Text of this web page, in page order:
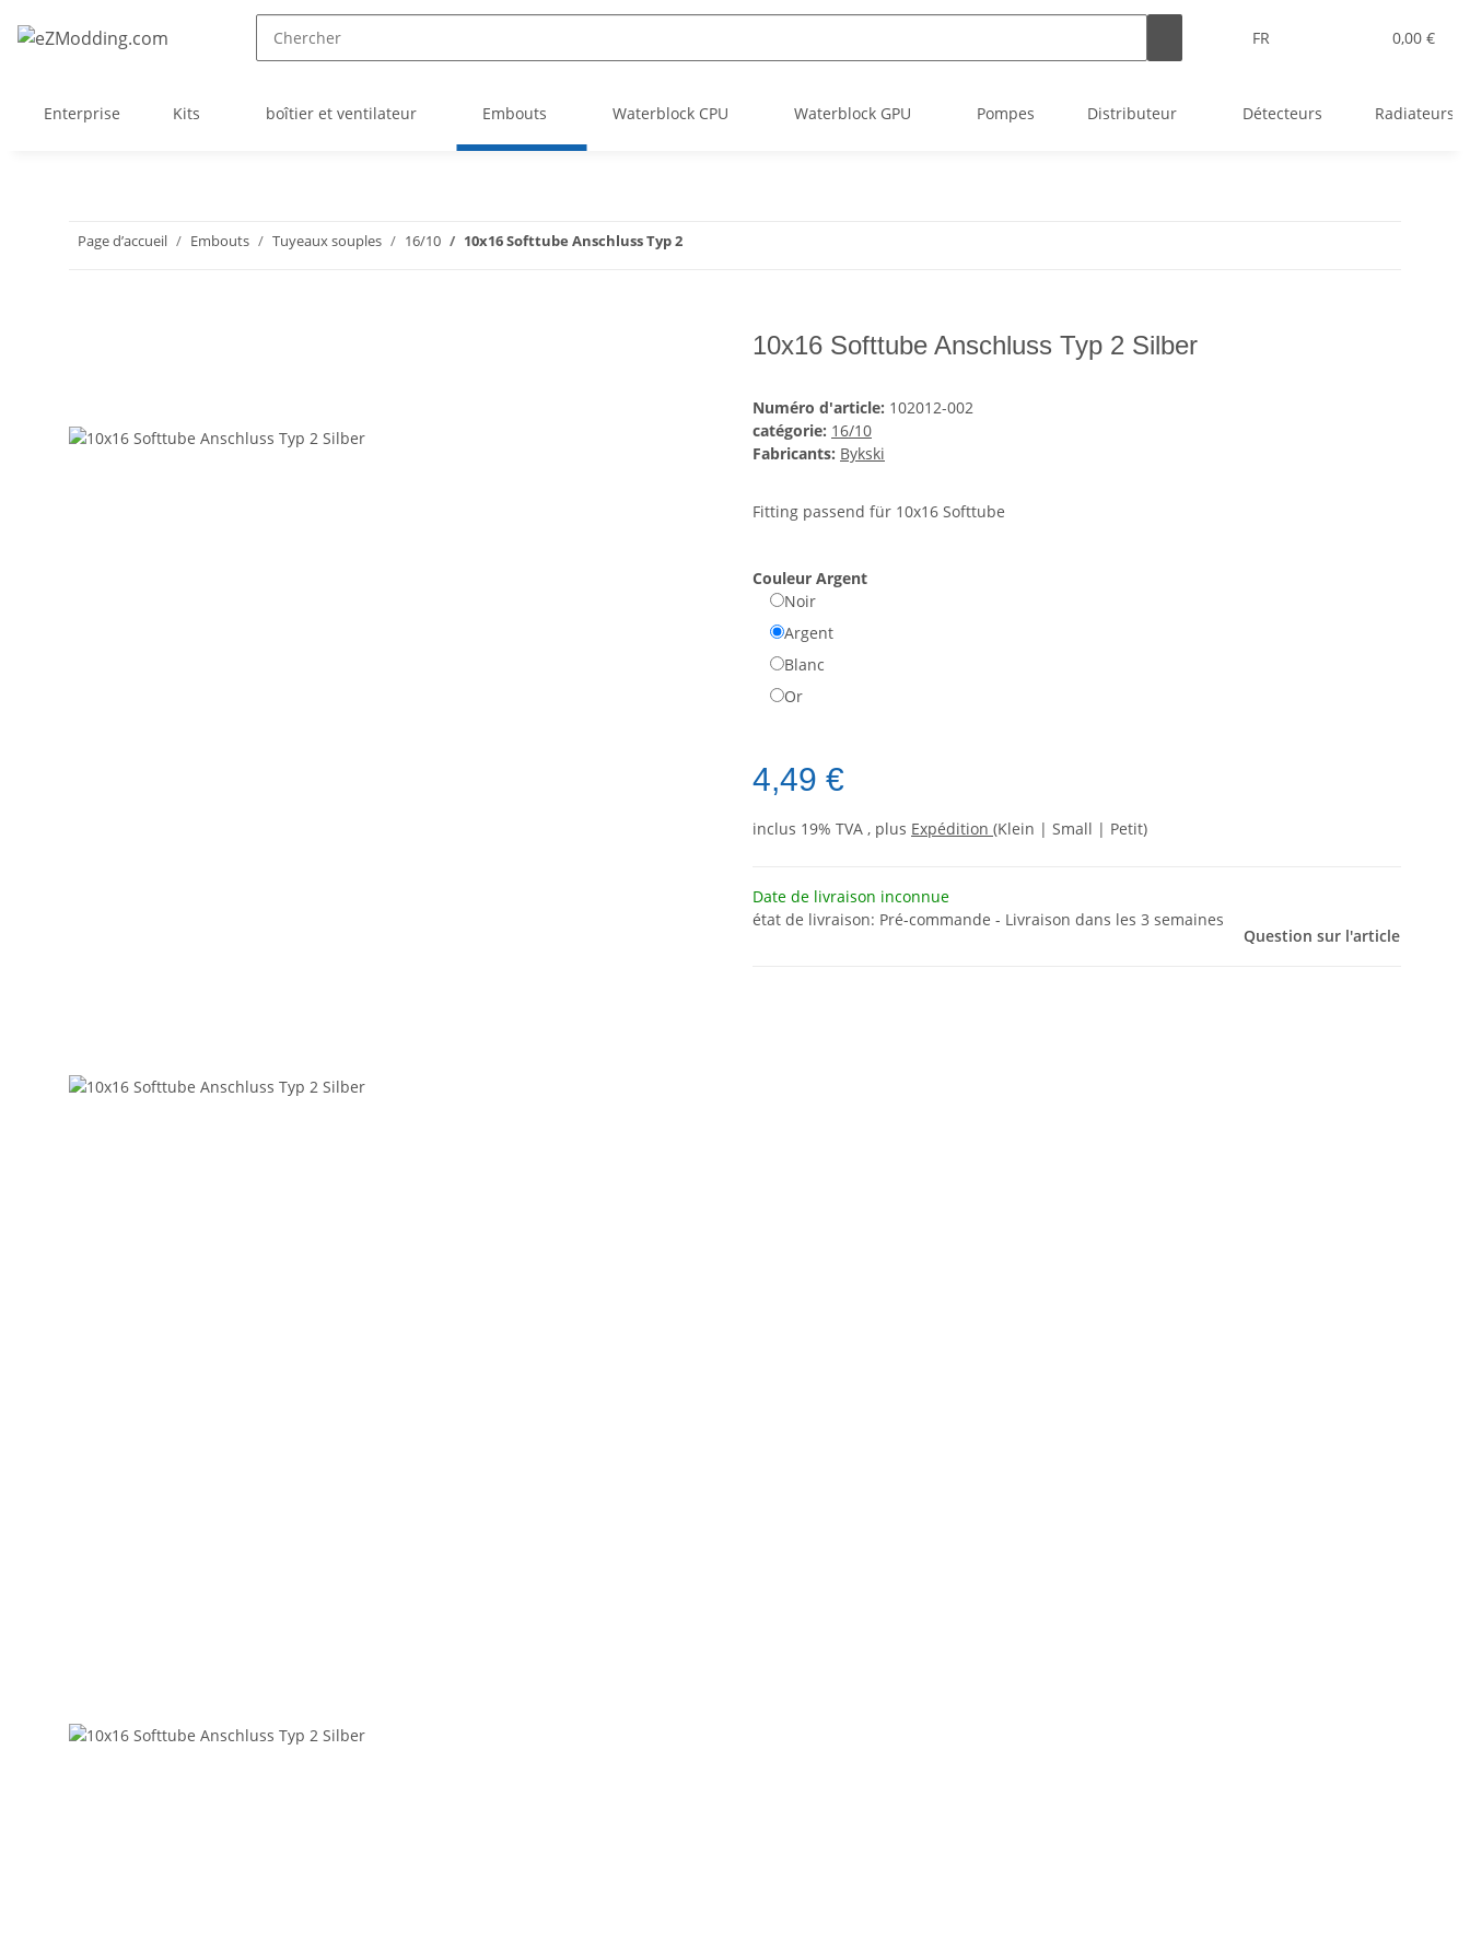
FR 0,00 €
Enterprise Kits boîtier et ventilateur Embouts Waterblock CPU Waterblock GPU Pompes Distributeur Détecteurs Radiateurs
Page d’accueil Embouts Tuyeaux souples 16/10 10x16 Softtube Anschluss Typ 2
10x16 Softtube Anschluss Typ 2 Silber
Numéro d'article: 102012-002
catégorie: 16/10
Fabricants: Bykski
Fitting passend für 10x16 Softtube
Couleur Argent
Noir
Argent
Blanc
Or
4,49 €
inclus 19% TVA , plus Expédition (Klein | Small | Petit)
Date de livraison inconnue
état de livraison: Pré-commande - Livraison dans les 3 semaines
Question sur l'article